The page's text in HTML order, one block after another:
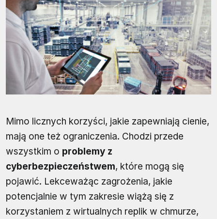
Mimo licznych korzyści, jakie zapewniają cienie,
mają one też ograniczenia. Chodzi przede
wszystkim o problemy z
cyberbezpieczeństwem, które mogą się
pojawić. Lekceważąc zagrożenia, jakie
potencjalnie w tym zakresie wiążą się z
korzystaniem z wirtualnych replik w chmurze,